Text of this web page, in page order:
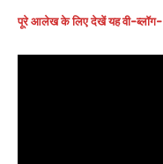
पूरे आलेख के लिए देखें यह वी-ब्लॉग-